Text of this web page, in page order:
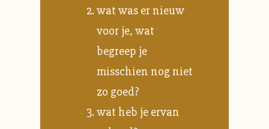
wat was er nieuw
voor je, wat
begreep je
misschien nog niet
zo goed?
wat heb je ervan